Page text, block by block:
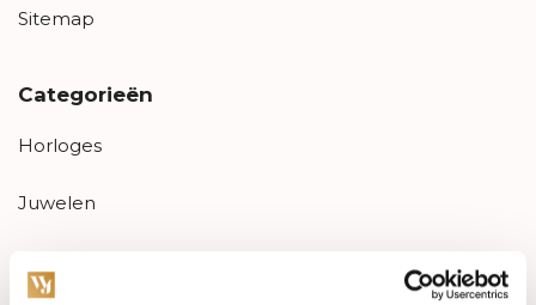
Sitemap
Categorieën
Horloges
Juwelen